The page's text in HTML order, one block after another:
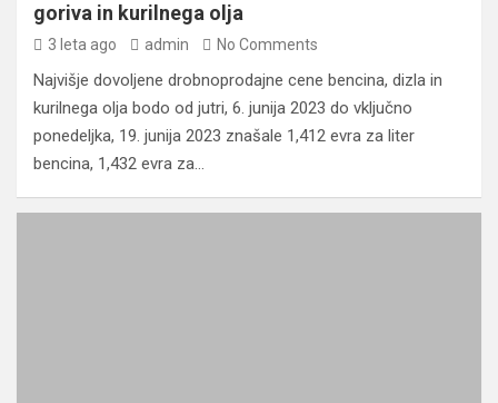
goriva in kurilnega olja
3 leta ago admin No Comments
Najvišje dovoljene drobnoprodajne cene bencina, dizla in
kurilnega olja bodo od jutri, 6. junija 2023 do vključno
ponedeljka, 19. junija 2023 znašale 1,412 evra za liter
bencina, 1,432 evra za…